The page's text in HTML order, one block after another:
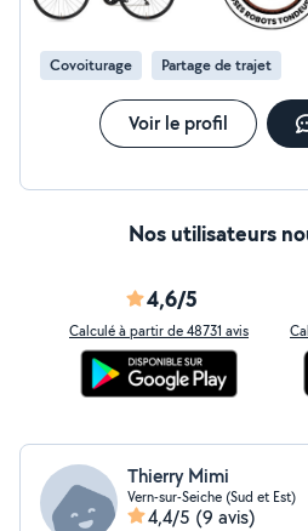
Covoiturage Partage de trajet
Voir le profil
Nos utilisateurs
4,6/5
Calculé à partir de 48731 avis
Thierry Mimi
Vern-sur-Seiche (Sud et Est)
4,4/5 (9 avis)